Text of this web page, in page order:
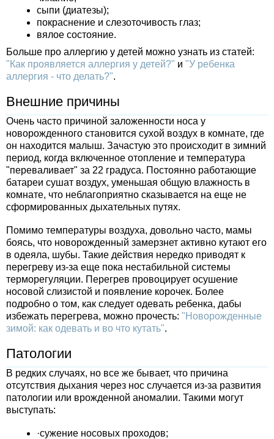
сыпи (диатезы);
покраснение и слезоточивость глаз;
вялое состояние.
Больше про аллергию у детей можно узнать из статей:
"Как проявляется аллергия у детей?" и "У ребенка
аллергия - что делать?".
Внешние причины
Очень часто причиной заложенности носа у
новорожденного становится сухой воздух в комнате, где
он находится малыш. Зачастую это происходит в зимний
период, когда включенное отопление и температура
"переваливает" за 22 градуса. Постоянно работающие
батареи сушат воздух, уменьшая общую влажность в
комнате, что неблагоприятно сказывается на еще не
сформированных дыхательных путях.
Помимо температуры воздуха, довольно часто, мамы
боясь, что новорожденный замерзнет активно кутают его
в одеяла, шубы. Такие действия нередко приводят к
перегреву из-за еще пока нестабильной системы
терморегуляции. Перегрев провоцирует осушение
носовой слизистой и появление корочек. Более
подробно о том, как следует одевать ребенка, дабы
избежать перегрева, можно прочесть: "Новорожденные
зимой: как одевать и во что кутать".
Патологии
В редких случаях, но все же бывает, что причина
отсутствия дыхания через нос случается из-за развития
патологии или врожденной аномалии. Такими могут
выступать:
·сужение носовых проходов;